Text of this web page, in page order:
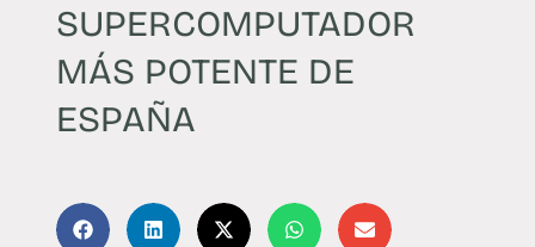
SUPERCOMPUTADOR
MÁS POTENTE DE
ESPAÑA